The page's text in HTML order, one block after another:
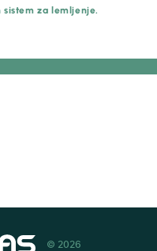
sistem za lemljenje.
© 2026